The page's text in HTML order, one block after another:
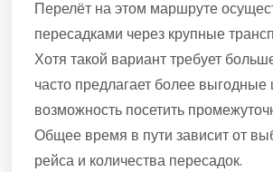
Перелёт на этом маршруте
пересадками через крупные
Хотя такой вариант требует
часто предлагает более
возможность посетить
Общее время в пути зависит от
рейса и количества пересадок.